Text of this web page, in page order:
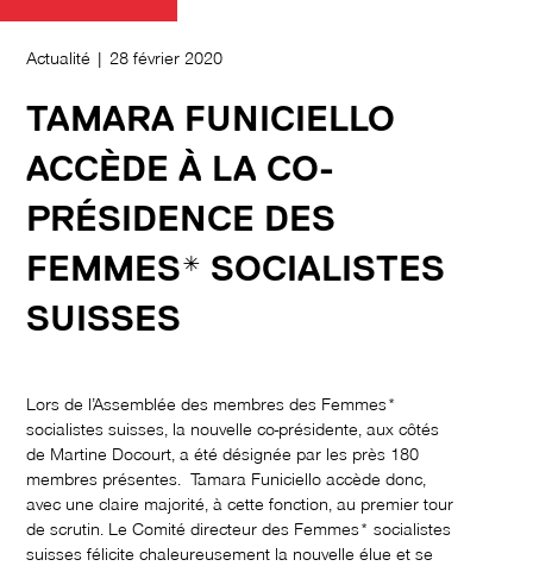
Actualité | 28 février 2020
TAMARA FUNICIELLO
ACCÈDE À LA CO-
PRÉSIDENCE DES
FEMMES* SOCIALISTES
SUISSES
Lors de l’Assemblée des membres des Femmes*
socialistes suisses, la nouvelle co-présidente, aux côtés
de Martine Docourt, a été désignée par les près 180
membres présentes. Tamara Funiciello accède donc,
avec une claire majorité, à cette fonction, au premier tour
de scrutin. Le Comité directeur des Femmes* socialistes
suisses félicite chaleureusement la nouvelle élue et se